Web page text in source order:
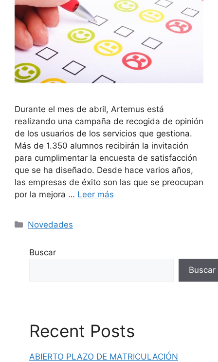
Durante el mes de abril, Artemus está
realizando una campaña de recogida de opinión
de los usuarios de los servicios que gestiona.
Más de 1.350 alumnos recibirán la invitación
para cumplimentar la encuesta de satisfacción
que se ha diseñado. Desde hace varios años,
las empresas de éxito son las que se preocupan
por la mejora … Leer más
Novedades
Buscar
Buscar
Recent Posts
ABIERTO PLAZO DE MATRICULACIÓN